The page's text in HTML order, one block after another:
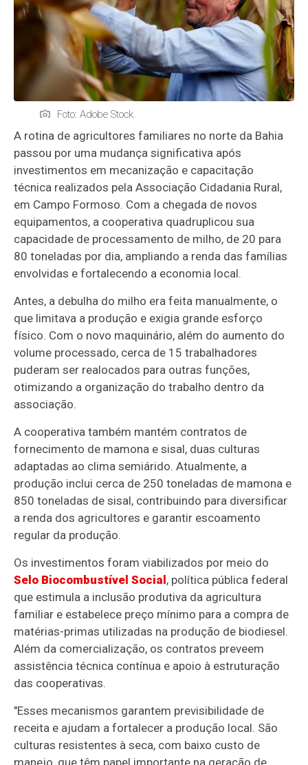
Foto: Adobe Stock
A rotina de agricultores familiares no norte da Bahia
passou por uma mudança significativa após
investimentos em mecanização e capacitação
técnica realizados pela Associação Cidadania Rural,
em Campo Formoso. Com a chegada de novos
equipamentos, a cooperativa quadruplicou sua
capacidade de processamento de milho, de 20 para
80 toneladas por dia, ampliando a renda das famílias
envolvidas e fortalecendo a economia local.
Antes, a debulha do milho era feita manualmente, o
que limitava a produção e exigia grande esforço
físico. Com o novo maquinário, além do aumento do
volume processado, cerca de 15 trabalhadores
puderam ser realocados para outras funções,
otimizando a organização do trabalho dentro da
associação.
A cooperativa também mantém contratos de
fornecimento de mamona e sisal, duas culturas
adaptadas ao clima semiárido. Atualmente, a
produção inclui cerca de 250 toneladas de mamona e
850 toneladas de sisal, contribuindo para diversificar
a renda dos agricultores e garantir escoamento
regular da produção.
Os investimentos foram viabilizados por meio do
Selo Biocombustível Social , política pública federal
que estimula a inclusão produtiva da agricultura
familiar e estabelece preço mínimo para a compra de
matérias-primas utilizadas na produção de biodiesel.
Além da comercialização, os contratos preveem
assistência técnica contínua e apoio à estruturação
das cooperativas.
"Esses mecanismos garantem previsibilidade de
receita e ajudam a fortalecer a produção local. São
culturas resistentes à seca, com baixo custo de